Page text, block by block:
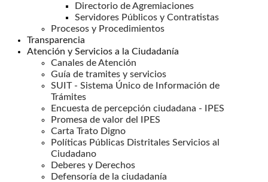
Directorio de Agremiaciones
Servidores Públicos y Contratistas
Procesos y Procedimientos
Transparencia
Atención y Servicios a la Ciudadanía
Canales de Atención
Guía de tramites y servicios
SUIT - Sistema Único de Información de
Trámites
Encuesta de percepción ciudadana - IPES
Promesa de valor del IPES
Carta Trato Digno
Políticas Públicas Distritales Servicios al
Ciudadano
Deberes y Derechos
Defensoría de la ciudadanía